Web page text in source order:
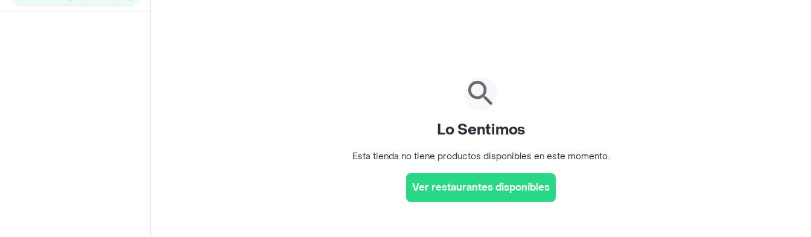
Lo Sentimos
Esta tienda no tiene productos disponibles en este momento.
Ver restaurantes disponibles